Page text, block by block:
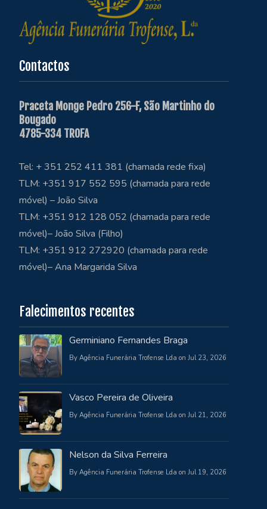
Contactos
Praceta Monge Pedro 256-F, São Martinho do
Bougado
4785-334 TROFA
Tel: + 351 252 411 381 (chamada rede fixa)
TLM: +351 917 552 595 (chamada para rede
móvel) – João Silva
TLM: +351 912 128 052 (chamada para rede
móvel)– João Silva (Filho)
TLM: +351 912 272920 (chamada para rede
móvel)– Ana Margarida Silva
Falecimentos recentes
Germiniano Fernandes Braga
By Agência Funerária Trofense Lda on Jul 23, 2026
Vasco Pereira de Oliveira
By Agência Funerária Trofense Lda on Jul 21, 2026
Nelson da Silva Ferreira
By Agência Funerária Trofense Lda on Jul 19, 2026